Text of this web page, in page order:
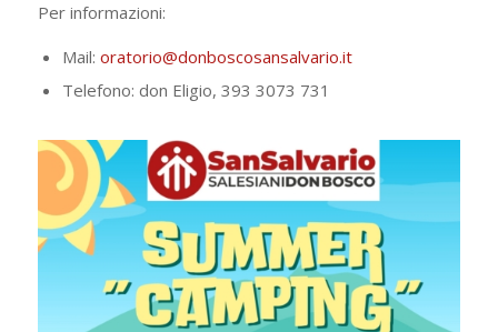
Per informazioni:
Mail: oratorio@donboscosansalvario.it
Telefono: don Eligio, 393 3073 731